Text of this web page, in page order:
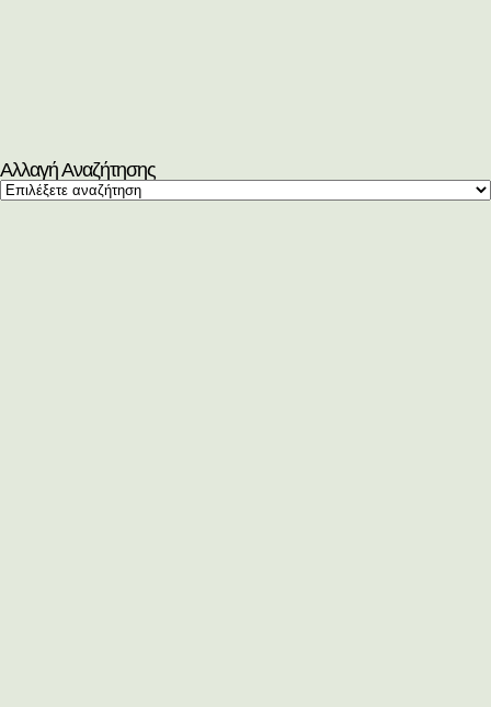
Αλλαγή Αναζήτησης